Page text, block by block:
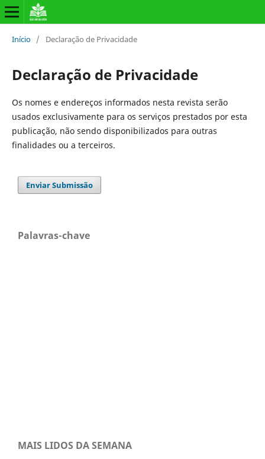
Início / Declaração de Privacidade
Declaração de Privacidade
Os nomes e endereços informados nesta revista serão
usados exclusivamente para os serviços prestados por esta
publicação, não sendo disponibilizados para outras
finalidades ou a terceiros.
Enviar Submissão
Palavras-chave
MAIS LIDOS DA SEMANA